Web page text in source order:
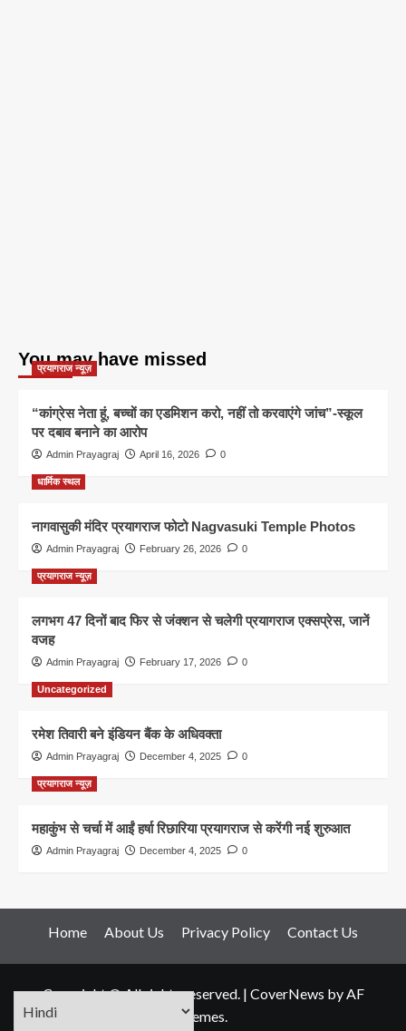
You may have missed
प्रयागराज न्यूज़
“कांग्रेस नेता हूं, बच्चों का एडमिशन करो, नहीं तो करवाएंगे जांच”-स्कूल
पर दबाव बनाने का आरोप
Admin Prayagraj April 16, 2026 0
धार्मिक स्थल
नागवासुकी मंदिर प्रयागराज फोटो Nagvasuki Temple Photos
Admin Prayagraj February 26, 2026 0
प्रयागराज न्यूज़
लगभग 47 दिनों बाद फिर से जंक्शन से चलेगी प्रयागराज एक्सप्रेस, जानें
वजह
Admin Prayagraj February 17, 2026 0
Uncategorized
रमेश तिवारी बने इंडियन बैंक के अधिवक्ता
Admin Prayagraj December 4, 2025 0
प्रयागराज न्यूज़
महाकुंभ से चर्चा में आईं हर्षा रिछारिया प्रयागराज से करेंगी नई शुरुआत
Admin Prayagraj December 4, 2025 0
Home About Us Privacy Policy Contact Us
Copyright © All rights reserved. | CoverNews by AF
themes.